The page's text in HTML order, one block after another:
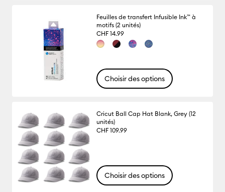
Feuilles de transfert Infusible Ink™ à
motifs (2 unités)
CHF 14.99
Choisir des options
Cricut Ball Cap Hat Blank, Grey (12
unités)
CHF 109.99
Choisir des options